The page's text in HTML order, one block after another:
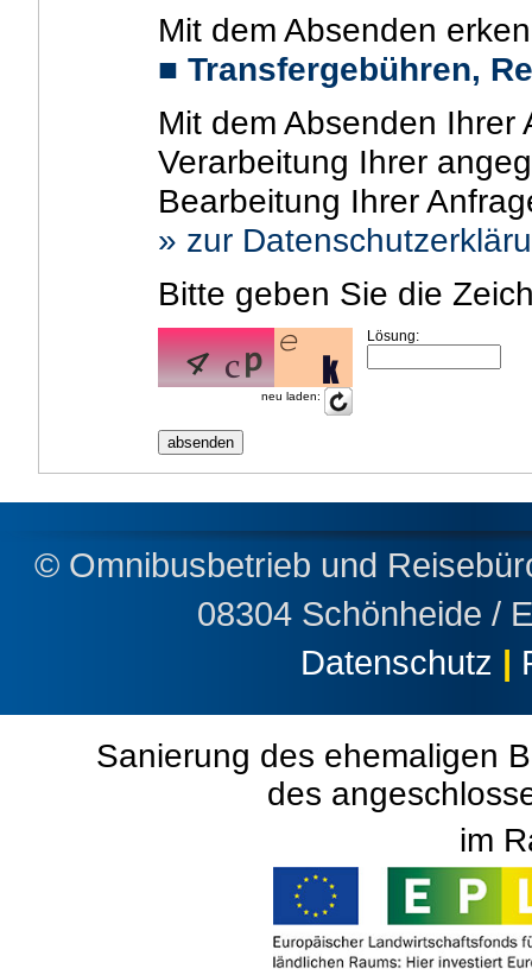
Mit dem Absenden
■ Transfergebühren,
Mit dem Absenden
Verarbeitung Ihrer
Bearbeitung Ihrer
» zur
Bitte geben Sie die
neu laden:
Lösung:
© Omnibusbetrieb und
08304 Schönheide /
Datenschutz |
Sanierung des ehemaligen
des
im